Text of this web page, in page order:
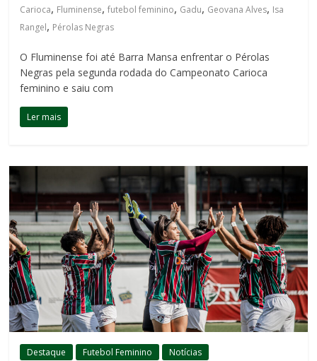
Carioca, Fluminense,futebol feminino, Gadu, Geovana Alves, Isa
Rangel, Pérolas Negras
O Fluminense foi até Barra Mansa enfrentar o Pérolas
Negras pela segunda rodada do Campeonato Carioca
feminino e saiu com
Ler mais
Destaque Futebol Feminino Notícias